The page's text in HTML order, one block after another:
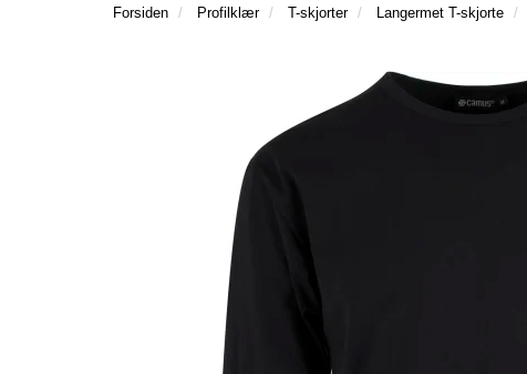
Forsiden Profilklær T-skjorter Langermet T-skjorte